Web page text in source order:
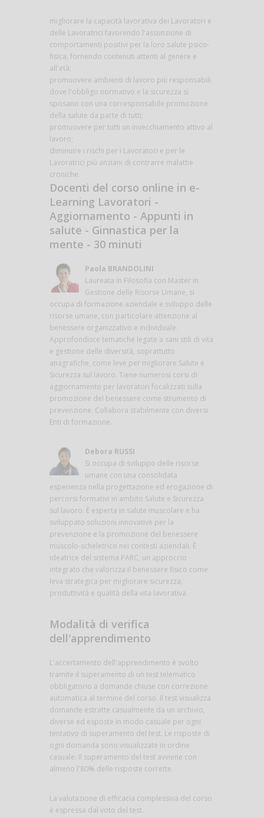
migliorare la capacità lavorativa dei Lavoratori e
delle Lavoratrici favorendo l'assunzione di
comportamenti positivi per la loro salute psico-
fisica, fornendo contenuti attenti al genere e
all'età;
promuovere ambienti di lavoro più responsabili
dove l'obbligo normativo e la sicurezza si
sposano con una corresponsabile promozione
della salute da parte di tutti;
promuovere per tutti un invecchiamento attivo al
lavoro;
diminuire i rischi per i Lavoratori e per le
Lavoratrici più anziani di contrarre malattie
croniche.
Docenti del corso online in e-
Learning Lavoratori -
Aggiornamento - Appunti in
salute - Ginnastica per la
mente - 30 minuti
Paola BRANDOLINI
Laureata in Filosofia con Master in
Gestione delle Risorse Umane, si
occupa di formazione aziendale e sviluppo delle
risorse umane, con particolare attenzione al
benessere organizzativo e individuale.
Approfondisce tematiche legate a sani stili di vita
e gestione delle diversità, soprattutto
anagrafiche, come leve per migliorare Salute e
Sicurezza sul lavoro. Tiene numerosi corsi di
aggiornamento per lavoratori focalizzati sulla
promozione del benessere come strumento di
prevenzione. Collabora stabilmente con diversi
Enti di formazione.
Debora RUSSI
Si occupa di sviluppo delle risorse
umane con una consolidata
esperienza nella progettazione ed erogazione di
percorsi formativi in ambito Salute e Sicurezza
sul lavoro. È esperta in salute muscolare e ha
sviluppato soluzioni innovative per la
prevenzione e la promozione del benessere
muscolo-scheletrico nei contesti aziendali. È
ideatrice del sistema PARC, un approccio
integrato che valorizza il benessere fisico come
leva strategica per migliorare sicurezza,
produttività e qualità della vita lavorativa.
Modalità di verifica
dell'apprendimento
L'accertamento dell'apprendimento è svolto
tramite il superamento di un test telematico
obbligatorio a domande chiuse con correzione
automatica al termine del corso. Il test visualizza
domande estratte casualmente da un archivio,
diverse ed esposte in modo casuale per ogni
tentativo di superamento del test. Le risposte di
ogni domanda sono visualizzate in ordine
casuale. Il superamento del test avviene con
almeno l'80% delle risposte corrette.
La valutazione di efficacia complessiva del corso
è espressa dal voto del test.